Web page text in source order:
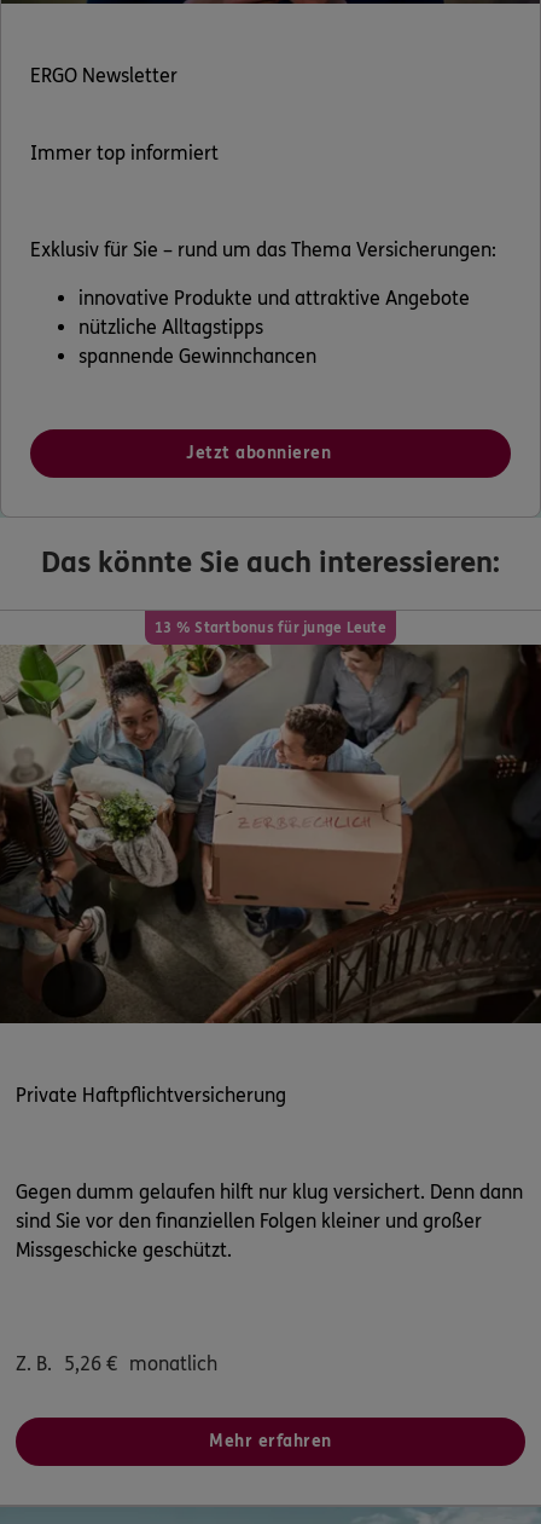
ERGO Newsletter
Immer top informiert
Exklusiv für Sie – rund um das Thema Versicherungen:
innovative Produkte und attraktive Angebote
nützliche Alltagstipps
spannende Gewinnchancen
Jetzt abonnieren
Das könnte Sie auch interessieren:
13 % Startbonus für junge Leute
Private Haftpflichtversicherung
Gegen dumm gelaufen hilft nur klug versichert. Denn dann
sind Sie vor den finanziellen Folgen kleiner und großer
Missgeschicke geschützt.
Z. B. 5,26 € monatlich
Mehr erfahren